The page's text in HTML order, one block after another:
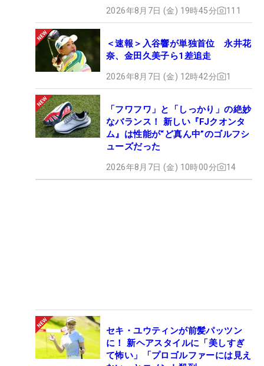
2026年8月7日 (金) 19時45分 111
＜速報＞入谷響が単独首位 永井花
奈、金田久美子ら1差追走
2026年8月7日 (金) 12時42分 1
「フワフワ」と「しっかり」の絶妙
なバランス！ 新しい『FJクオンタ
ム』は性能が“ど真ん中”のゴルフシ
ューズだった
2026年8月7日 (金) 10時00分 14
セキ・ユウティンが前髪パッツン
に！ 新ヘアスタイルに「美しすぎ
て怖い」「プロゴルファーには見え